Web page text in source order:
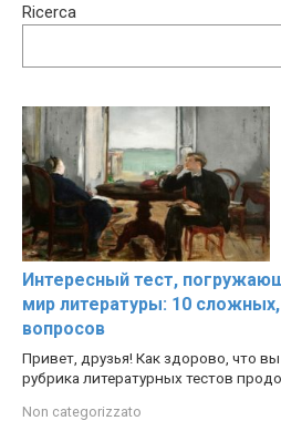
Trying BOLLYWOOD
Ricerca
Интересный тест,
мир литературы: 10
вопросов
Привет, друзья! Как здорово, что
рубрика литературных тестов
Non categorizzato